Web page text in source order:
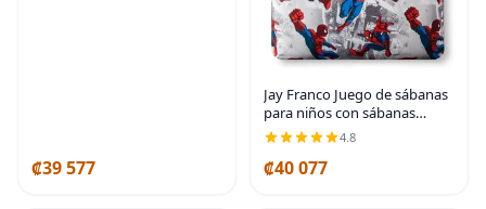
₡39 577
Jay Franco Juego de sábanas
para niños con sábanas
bajeras, planas y funda de
almohada, ropa de cama
ultrasuave con funda de
4.8
₡40 077